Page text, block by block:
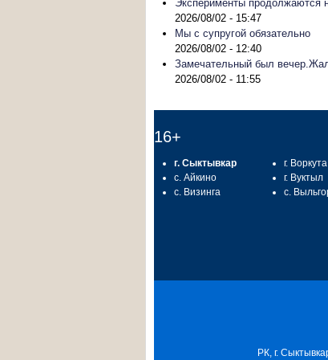
Эксперименты продолжаются
2026/08/02 - 15:47
Мы с супругой обязательно
2026/08/02 - 12:40
Замечательный был
2026/08/02 - 11:55
16+
г. Сыктывкар
с. Айкино
с. Визинга
г. Воркута
г. Вуктыл
с.
РК, г.